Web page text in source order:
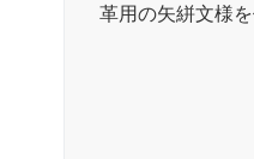
然な風合いや触
革用の矢絣文様